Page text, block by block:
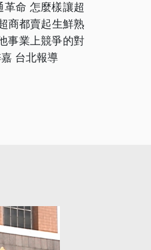
命 怎麼樣讓超
商都賣起生鮮熟
事業上競爭的對
台北報導